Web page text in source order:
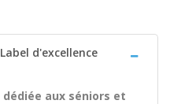
d'excellence
aux séniors et